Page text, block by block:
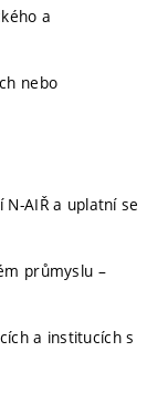
a
nebo
AIŘ a uplatní se
průmyslu –
a institucích s